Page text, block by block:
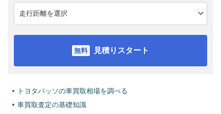
見積りスタート
トヨタパッソの車買取相場を調べる
車買取査定の基礎知識